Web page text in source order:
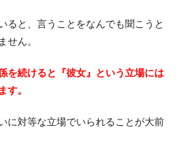
ると、言うことをなんでも聞こうと
せん。
を続けると『彼女』という立場には
す。
に対等な立場でいられることが大前